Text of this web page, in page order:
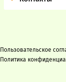
Пользовательское
Политика